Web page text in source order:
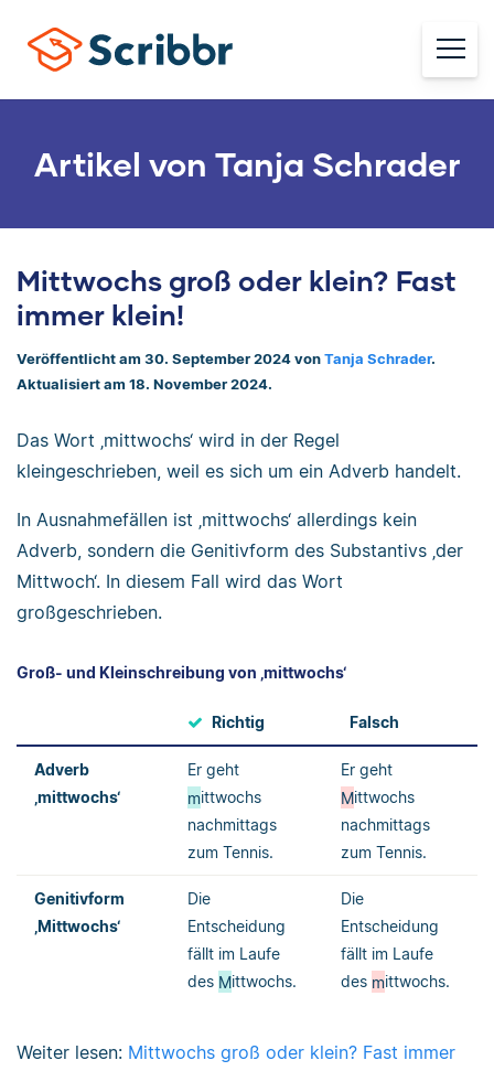
Artikel von Tanja Schrader
Mittwochs groß oder klein? Fast
immer klein!
Veröffentlicht am 30. September 2024 von Tanja Schrader.
Aktualisiert am 18. November 2024.
Das Wort ‚mittwochs‘ wird in der Regel
kleingeschrieben, weil es sich um ein Adverb handelt.
In Ausnahmefällen ist ‚mittwochs‘ allerdings kein
Adverb, sondern die Genitivform des Substantivs ‚der
Mittwoch‘. In diesem Fall wird das Wort
großgeschrieben.
Groß- und Kleinschreibung von ‚mittwochs‘
Richtig Falsch
Adverb
‚mittwochs‘
Er geht
mittwochs
nachmittags
zum Tennis.
Er geht
Mittwochs
nachmittags
zum Tennis.
Genitivform
‚Mittwochs‘
Die
Entscheidung
fällt im Laufe
des Mittwochs.
Die
Entscheidung
fällt im Laufe
des mittwochs.
Weiter lesen: Mittwochs groß oder klein? Fast immer